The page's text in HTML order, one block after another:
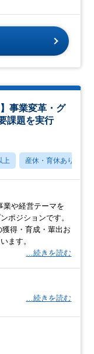
事業変革・グ
課題を実行
上 産休・育休あり
業や経営テーマを
ポジションです。
得・育成・輩出お
ます。
…続きを読む
…続きを読む